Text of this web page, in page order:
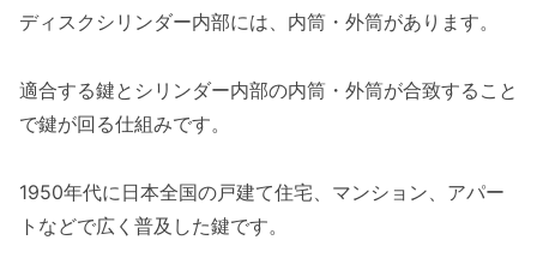
ディスクシリンダー内部には、内筒・外筒があります。
適合する鍵とシリンダー内部の内筒・外筒が合致すること
で鍵が回る仕組みです。
1950年代に日本全国の戸建て住宅、マンション、アパー
トなどで広く普及した鍵です。